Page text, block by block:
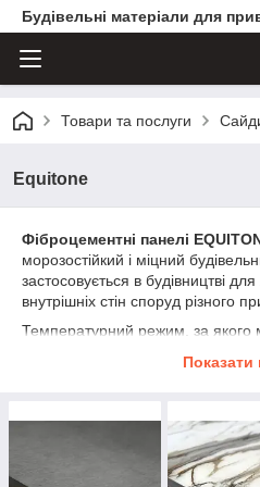
Будівельні матеріали для
Товари та послуги
Equitone
Фіброцементні панелі
морозостійкий і міцний
застосовується в будівництві
внутрішніх стін споруд різного
Температурний режим, за якого
С. Навісні фасади з
найсуворішими. Варто
матеріалу налічує понад 50
Показати